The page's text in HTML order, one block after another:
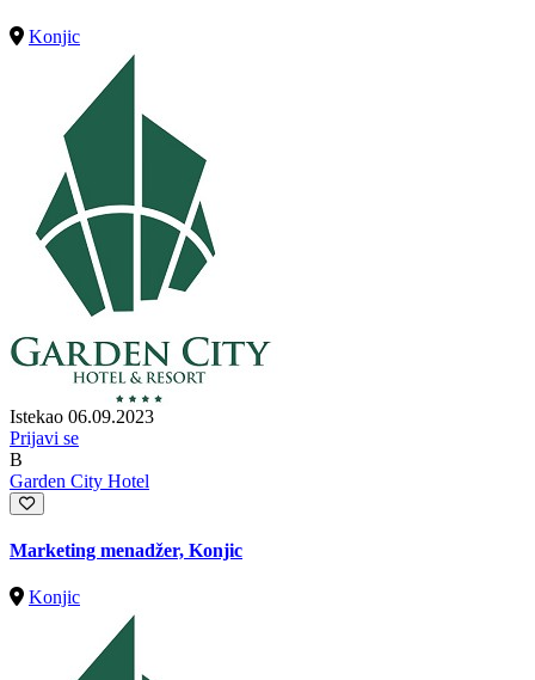
Konjic
Istekao 06.09.2023
Prijavi se
B
Garden City Hotel
Marketing menadžer, Konjic
Konjic